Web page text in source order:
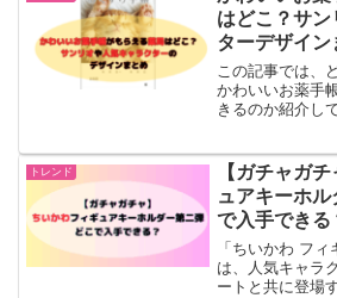
はどこ？サン
ターデザイン
この記事では、
かわいいお薬手
きるのか紹介し
トレンド
【ガチャガ
ュアキーホル
で入手できる
「ちいかわ フィ
は、人気キャラ
ートと共に登場